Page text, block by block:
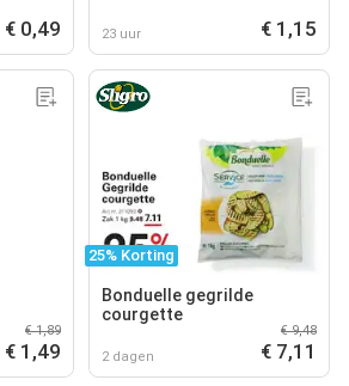
€ 0,49 23 uur € 1,15
€ 1,89
€ 1,49
25% Korting
Bonduelle gegrilde
courgette
2 dagen
€ 9,48
€ 7,11